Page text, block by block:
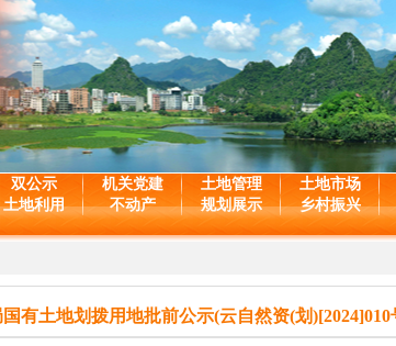
双公示 机关党建 土地管理 土地市场
土地利用 不动产 规划展示 乡村振兴
有土地划拨用地批前公示(云自然资(划)[2024]010